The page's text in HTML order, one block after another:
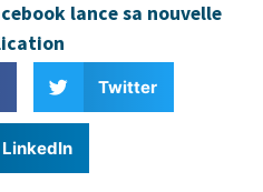
lance sa nouvelle
Twitter
LinkedIn